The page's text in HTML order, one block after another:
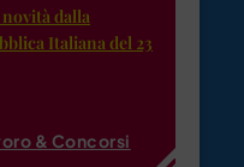
dalla
Italiana del 23
& Concorsi